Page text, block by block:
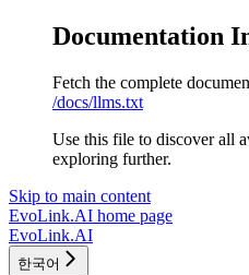
Documentation
Fetch the complete
/docs/llms.txt
Use this file to discover all
exploring further.
Skip to main content
EvoLink.AI home page
EvoLink.AI
한국어